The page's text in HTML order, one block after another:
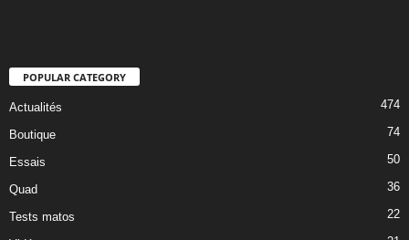
POPULAR CATEGORY
Actualités 474
Boutique 74
Essais 50
Quad 36
Tests matos 22